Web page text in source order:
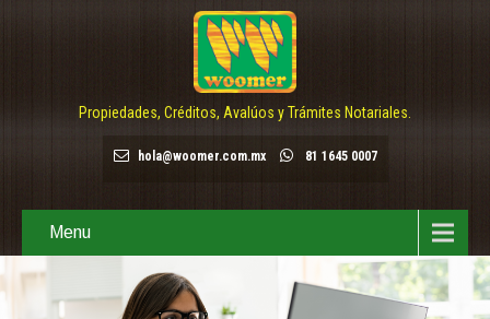
Propiedades, Créditos, Avalúos y Trámites Notariales.
hola@woomer.com.mx 81 1645 0007
Menu